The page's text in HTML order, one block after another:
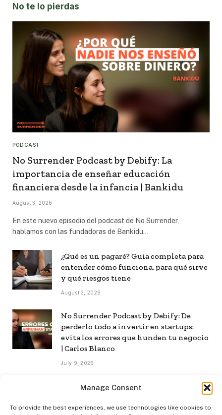
Manage Consent
To provide the best experiences, we use technologies like cookies to
No te lo pierdas
PODCAST
No Surrender Podcast by Debify: La
importancia de enseñar educación
financiera desde la infancia | Bankidu
August 3, 2026
En este nuevo episodio del podcast de No Surrender,
hablamos con las fundadoras de Bankidu…
¿Qué es un pagaré? Guía completa para
entender cómo funciona, para qué sirve
y qué riesgos tiene
August 3, 2026
No Surrender Podcast by Debify: De
perderlo todo a invertir en startups:
evita los errores que hunden tu negocio
| Carlos Blanco
July 9, 2026
No Surrender Podcast by Debify: Cómo
construir una audiencia propia en la era
de la IA | Mar Manrique